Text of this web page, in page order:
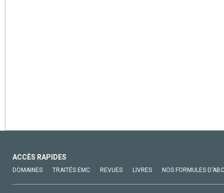
ACCÈS RAPIDES
DOMAINES TRAITÉS EMC REVUES LIVRES NOS FORMULES